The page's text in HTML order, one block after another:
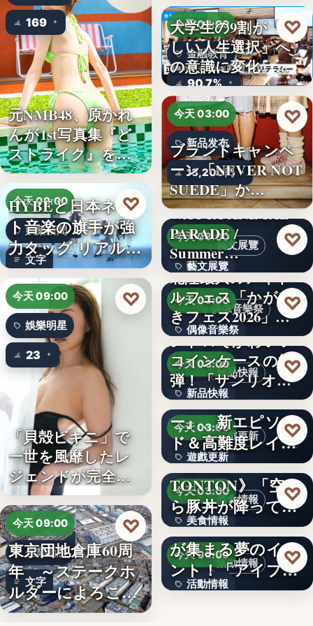
169
元NMB48、原かれ
んが1st写真集『ど
ストライク』を…
今天 09:00
娛樂新聞
文字
HYBEと日本ネッ
ト音楽の旗手が強
力タッグ リアル×
バー…
♡
今天 09:00
娛樂明星
23
「貝殻ビキニ」で
一世を風靡したレ
ジェンドが完全復
活武田久…
♡
今天 09:00
企業動態
文字
東京団地倉庫60周
年 ～ステークホ
ルダーによろこば
れる…
♡
＜OPEN＞折りた
今天 03:00
金融教育
90.7%
大学生の9割が「正
しい人生選択」へ
の意識に変化。ブ
ロード…
♡
今天 03:00
新品发布
13,200円
ブランドキャンペ
ーン「NEVER NOT
SUEDE」か…
♡
藝文展覽
今天 03:00
藝文展覽
3名
WACCA ANIMAL
PARADE /
Summer…
♡
偶像音樂祭
今天 03:00
偶像音樂祭
47
北陸最大のアイド
ルフェス「かがや
きフェス2026」第5
弾…
♡
新品快報
今天 03:00
新品快報
400
レトロでかわいい
コインケースの第2
弾！「サンリオキ
ャラク…
♡
遊戲更新
今天 03:00
遊戲更新
文字
『ソウルワーカ
ー』、新エピソー
ド＆高難度レイド
を実装！新…
♡
美食情報
今天 03:00
美食情報
文字
《豚丼屋
TONTON》「空か
ら豚丼が降ってき
た」が現実に…
♡
活動情報
今天 03:00
活動情報
アイプリのみんな
が集まる夢のイベ
ント！「アイプリ
ワールド…
♡